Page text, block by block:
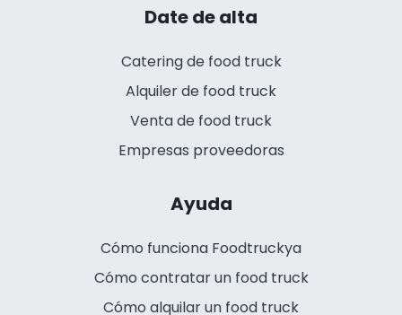
Date de alta
Catering de food truck
Alquiler de food truck
Venta de food truck
Empresas proveedoras
Ayuda
Cómo funciona Foodtruckya
Cómo contratar un food truck
Cómo alquilar un food truck